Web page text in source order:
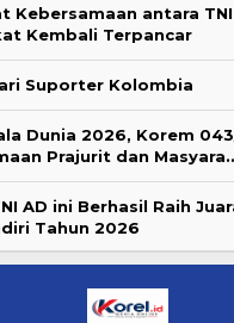
Kebersamaan antara
Kembali Terpancar
Suporter Kolombia
Dunia 2026, Korem
Prajurit dan
AD ini Berhasil Raih
Tahun 2026